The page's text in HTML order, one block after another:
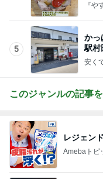
『
5
かっ
駅村
安く
このジャンルの記事
レジェン
Amebaトピ